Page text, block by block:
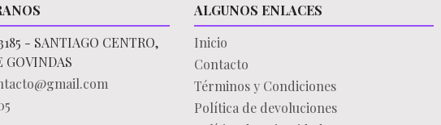
- SANTIAGO CENTRO,
GOVINDAS
ALGUNOS ENLACES
Inicio
Contacto
Términos y Condiciones
Política de devoluciones